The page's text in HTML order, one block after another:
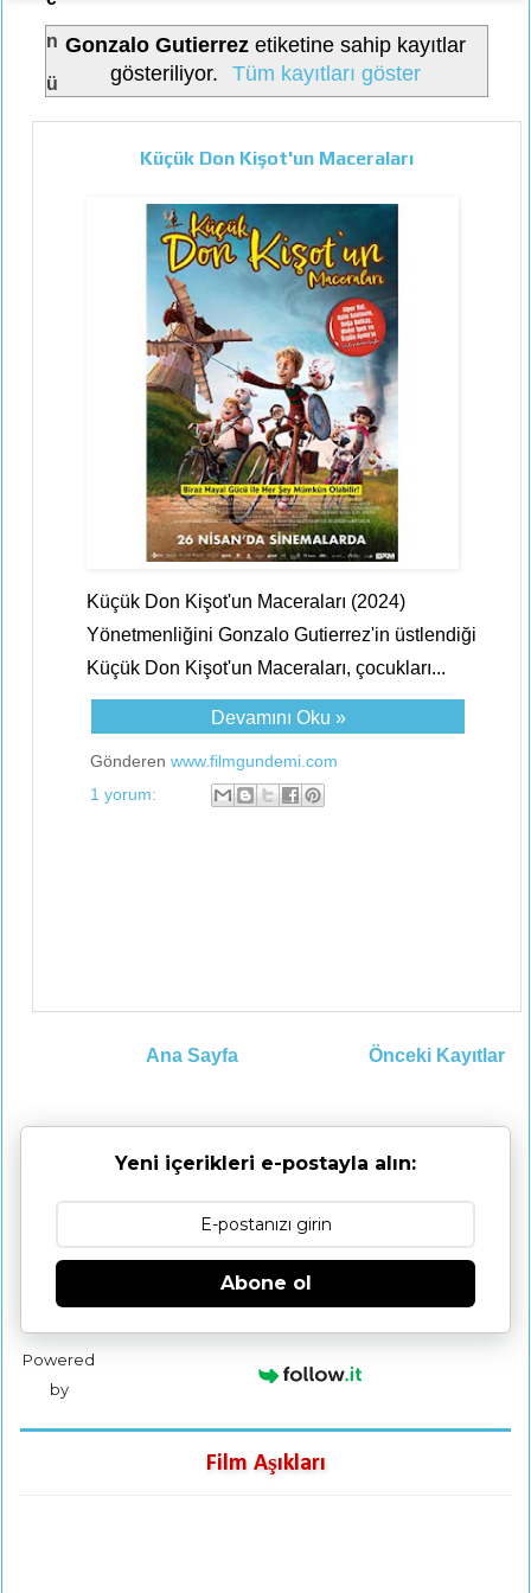
n
ü
Gonzalo Gutierrez etiketine sahip kayıtlar
gösteriliyor.
Tüm kayıtları göster
Küçük Don Kişot'un Maceraları
Küçük Don Kişot'un Maceraları (2024)
Yönetmenliğini Gonzalo Gutierrez'in üstlendiği
Küçük Don Kişot'un Maceraları, çocukları...
Devamını Oku »
Gönderen www.filmgundemi.com
1 yorum:
Önceki Kayıtlar
Ana Sayfa
Yeni içerikleri e-postayla alın:
Abone ol
Powered
by
Film Aşıkları